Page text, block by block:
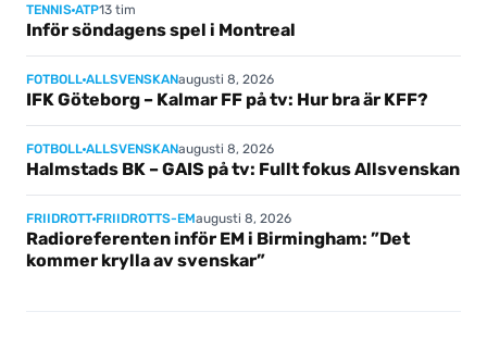
TENNIS ATP13 tim
Inför söndagens spel i Montreal
FOTBOLL ALLSVENSKANaugusti 8, 2026
IFK Göteborg – Kalmar FF på tv: Hur bra är KFF?
FOTBOLL ALLSVENSKANaugusti 8, 2026
Halmstads BK – GAIS på tv: Fullt fokus Allsvenskan
FRIIDROTT FRIIDROTTS-EMaugusti 8, 2026
Radioreferenten inför EM i Birmingham: ”Det
kommer krylla av svenskar”